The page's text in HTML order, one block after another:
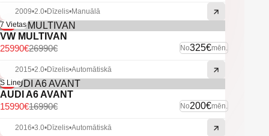
2009•2.0•Dīzelis•Manuālā
-4%
7 Vietas
VW MULTIVAN
No325€mēn.
26990€
25990€
2015•2.0•Dīzelis•Automātiskā
-6%
S Line
AUDI A6 AVANT
No200€mēn.
16990€
15990€
2016•3.0•Dīzelis•Automātiskā